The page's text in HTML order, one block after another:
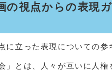
の視点からの表
に立った表現についての
」とは、人々が互いに人